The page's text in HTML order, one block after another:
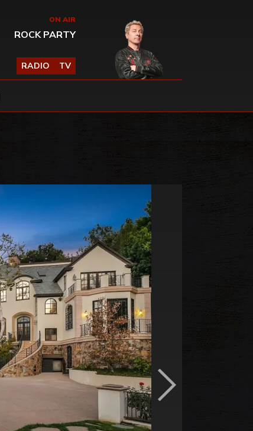
ON AIR
ROCK PARTY
RADIO TV